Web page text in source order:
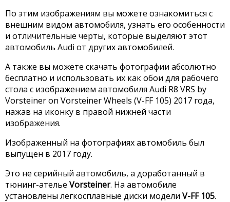
По этим изображениям вы можете ознакомиться с
внешним видом автомобиля, узнать его особенности
и отличительные черты, которые выделяют этот
автомобиль Audi от других автомобилей.
А также вы можете скачать фотографии абсолютно
бесплатно и использовать их как обои для рабочего
стола с изображением автомобиля Audi R8 VRS by
Vorsteiner on Vorsteiner Wheels (V-FF 105) 2017 года,
нажав на иконку в правой нижней части
изображения.
Изображенный на фотографиях автомобиль был
выпущен в 2017 году.
Это не серийный автомобиль, а доработанный в
тюнинг-ателье Vorsteiner. На автомобиле
установлены легкосплавные диски модели V-FF 105.